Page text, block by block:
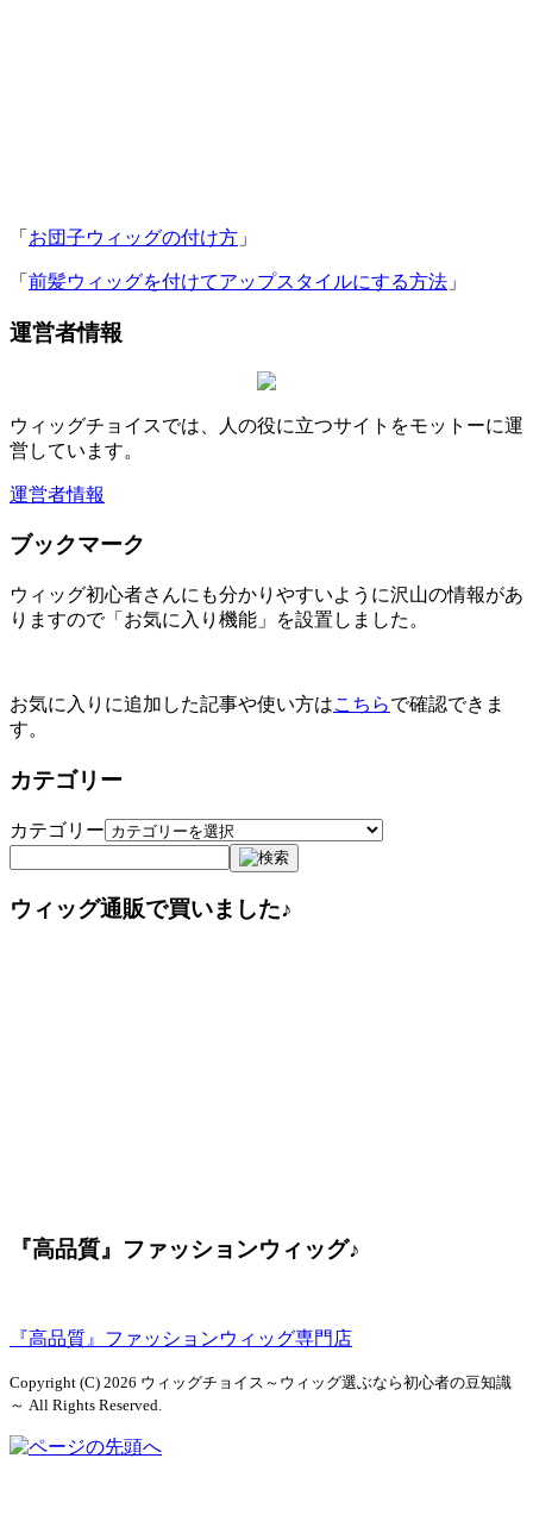
「 お団子ウィッグの付け方 」
「 前髪ウィッグを付けてアップスタイルにする方法 」
運営者情報
ウィッグチョイスでは、人の役に立つサイトをモットーに運
営しています。
運営者情報
ブックマーク
ウィッグ初心者さんにも分かりやすいように沢山の情報があ
りますので「お気に入り機能」を設置しました。
お気に入りに追加した記事や使い方はこちらで確認できま
す。
カテゴリー
カテゴリー
ウィッグ通販で買いました♪
『高品質』ファッションウィッグ♪
『高品質』ファッションウィッグ専門店
Copyright (C) 2026 ウィッグチョイス～ウィッグ選ぶなら初心者の豆知識
～ All Rights Reserved.